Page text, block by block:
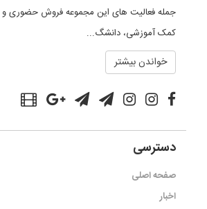
جمله فعالیت های این مجموعه فروش حضوری و
کمک آموزشی، دانشگ...
خواندن بیشتر
دسترسی
صفحه اصلی
اخبار